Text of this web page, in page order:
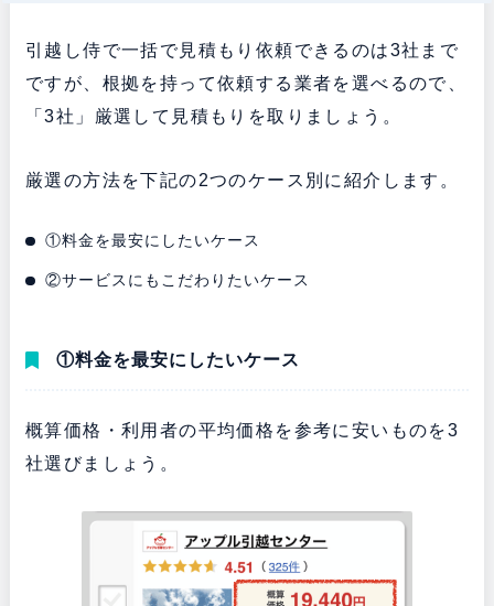
引越し侍で一括で見積もり依頼できるのは3社まで
ですが、根拠を持って依頼する業者を選べるので、
「3社」厳選して見積もりを取りましょう。
厳選の方法を下記の2つのケース別に紹介します。
①料金を最安にしたいケース
②サービスにもこだわりたいケース
①料金を最安にしたいケース
概算価格・利用者の平均価格を参考に安いものを3
社選びましょう。